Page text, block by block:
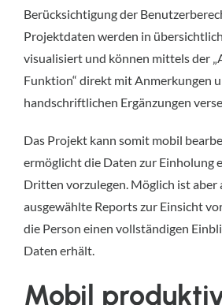
Berücksichtigung der
Projektdaten werden in
visualisiert und können mittels der
Funktion“ direkt mit Anmerkungen
handschriftlichen Ergänzungen
Das Projekt kann somit mobil
ermöglicht die Daten zur Einholung
Dritten vorzulegen. Möglich ist aber
ausgewählte Reports zur Einsicht
die Person einen vollständigen
Daten erhält.
Mobil